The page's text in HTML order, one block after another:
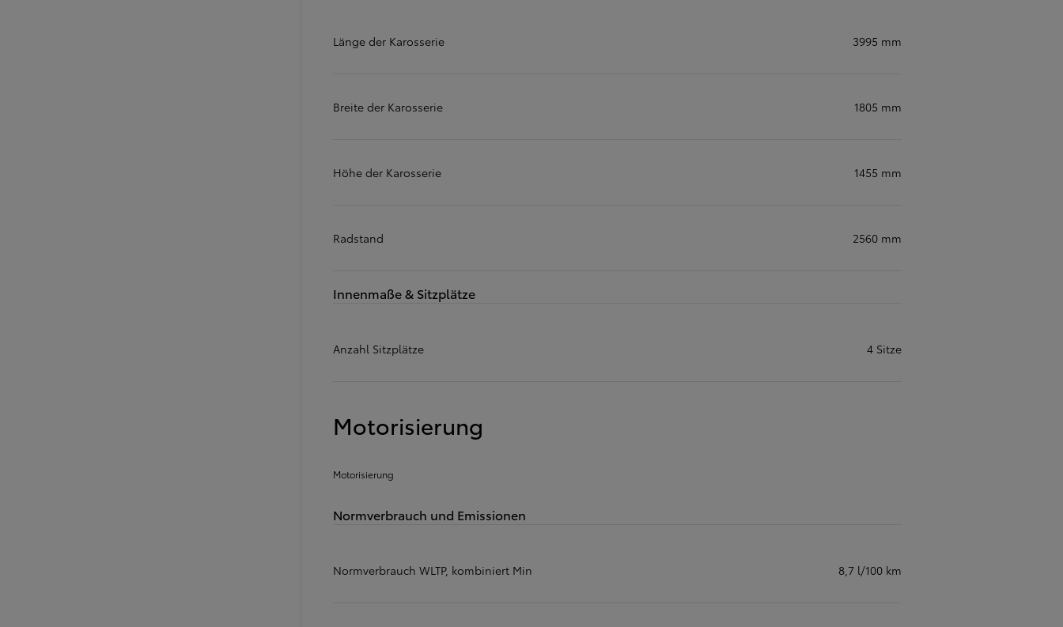
Länge der Karosserie 3995 mm
Breite der Karosserie 1805 mm
Höhe der Karosserie 1455 mm
Radstand 2560 mm
Innenmaße & Sitzplätze
Anzahl Sitzplätze 4 Sitze
Motorisierung
Motorisierung
Normverbrauch und Emissionen
Normverbrauch WLTP, kombiniert Min 8,7 l/100 km